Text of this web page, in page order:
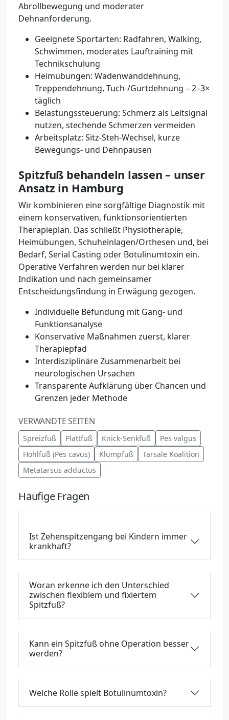
Abrollbewegung und moderater
Dehnanforderung.
Geeignete Sportarten: Radfahren, Walking,
Schwimmen, moderates Lauftraining mit
Technikschulung
Heimübungen: Wadenwanddehnung,
Treppendehnung, Tuch-/Gurtdehnung – 2–3×
täglich
Belastungssteuerung: Schmerz als Leitsignal
nutzen, stechende Schmerzen vermeiden
Arbeitsplatz: Sitz‑Steh‑Wechsel, kurze
Bewegungs- und Dehnpausen
Spitzfuß behandeln lassen – unser
Ansatz in Hamburg
Wir kombinieren eine sorgfältige Diagnostik mit
einem konservativen, funktionsorientierten
Therapieplan. Das schließt Physiotherapie,
Heimübungen, Schuheinlagen/Orthesen und, bei
Bedarf, Serial Casting oder Botulinumtoxin ein.
Operative Verfahren werden nur bei klarer
Indikation und nach gemeinsamer
Entscheidungsfindung in Erwägung gezogen.
Individuelle Befundung mit Gang- und
Funktionsanalyse
Konservative Maßnahmen zuerst, klarer
Therapiepfad
Interdisziplinäre Zusammenarbeit bei
neurologischen Ursachen
Transparente Aufklärung über Chancen und
Grenzen jeder Methode
VERWANDTE SEITEN
Spreizfuß Plattfuß Knick-Senkfuß
Pes valgus
Hohlfuß (Pes cavus)
Klumpfuß
Tarsale Koalition
Metatarsus adductus
Häufige Fragen
Ist Zehenspitzengang bei Kindern immer
krankhaft?
Woran erkenne ich den Unterschied
zwischen flexiblem und fixiertem
Spitzfuß?
Kann ein Spitzfuß ohne Operation besser
werden?
Welche Rolle spielt Botulinumtoxin?